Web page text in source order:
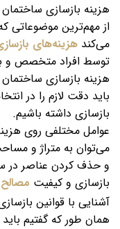
هزینه بازسازی
از مهم‌ترین موضوعاتی
می‌کند هزینه‌های
توسط افراد متخصص و
هزینه بازسازی
باید دقت لازم را در
بازسازی داشته باشیم.
عوامل مختلفی روی
می‌توان به متراژ و
و حذف کردن عناصر در
بازسازی و کیفیت مصالح
آشنایی با قوانین
همان طور که گفتیم